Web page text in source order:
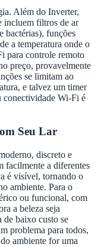
Além do Inverter,
incluem filtros de ar
bactérias), funções
a temperatura onde o
para controle remoto
preço, provavelmente
se limitam ao
e talvez um timer
conectividade Wi-Fi é
Seu Lar
discreto e
facilmente a diferentes
é visível, tornando o
ambiente. Para o
ou funcional, com
a beleza seja
de baixo custo se
problema para todos,
ambiente for uma